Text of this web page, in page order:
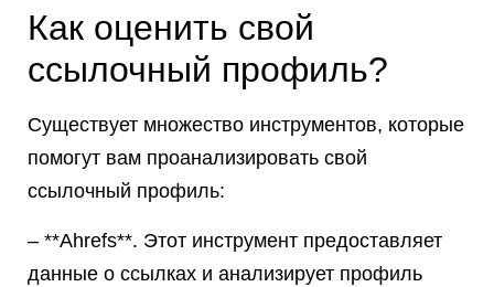
Как оценить свой
ссылочный профиль?
Существует множество инструментов, которые
помогут вам проанализировать свой
ссылочный профиль:
– **Ahrefs**. Этот инструмент предоставляет
данные о ссылках и анализирует профиль